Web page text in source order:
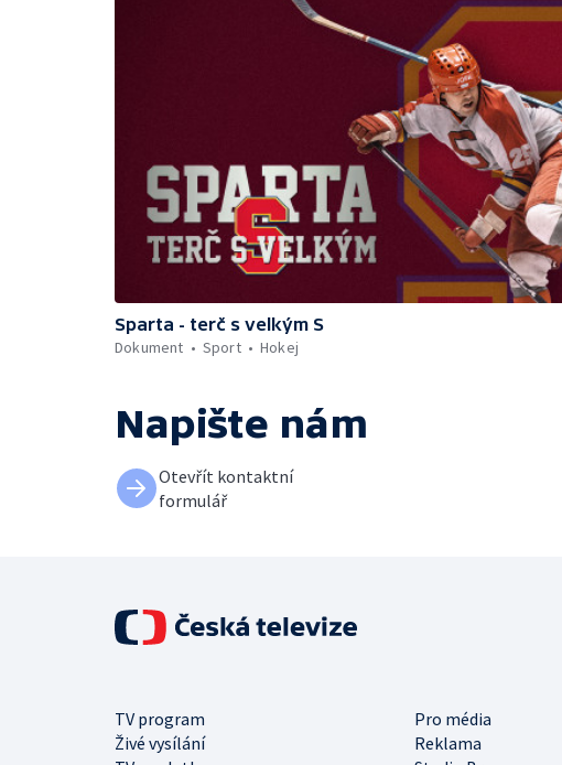
Sparta - terč s velkým S
Dokument
Sport Hokej
Napište nám
Otevřít kontaktní
formulář
TV program
Pro média
Živé vysílání
Reklama